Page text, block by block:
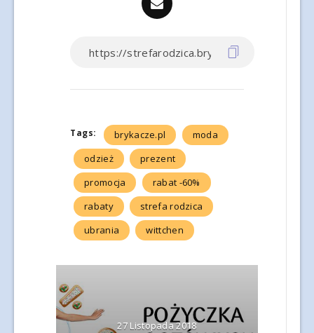
Tags: brykacze.pl
moda
odzież
prezent
promocja
rabat -60%
rabaty
strefa rodzica
ubrania
wittchen
27 Listopada 2018